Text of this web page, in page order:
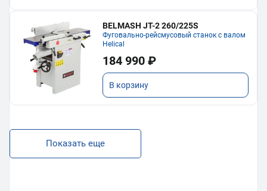
BELMASH JT-2 260/225S
Фуговально-рейсмусовый станок с валом
Helical
184 990 ₽
В корзину
Показать еще